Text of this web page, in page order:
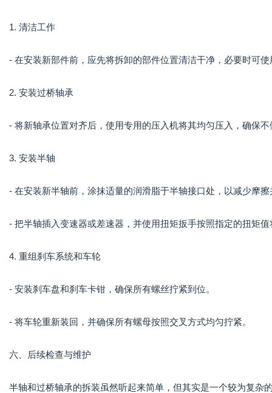
1. 清洁工作
- 在安装新部件前，应先将拆卸的部件位置清洁干净，必要时可
2. 安装过桥轴承
- 将新轴承位置对齐后，使用专用的压入机将其均匀压入，确保
3. 安装半轴
- 在安装新半轴前，涂抹适量的润滑脂于半轴接口处，以减少摩
- 把半轴插入变速器或差速器，并使用扭矩扳手按照指定的扭矩
4. 重组刹车系统和车轮
- 安装刹车盘和刹车卡钳，确保所有螺丝拧紧到位。
- 将车轮重新装回，并确保所有螺母按照交叉方式均匀拧紧。
六、后续检查与维护
半轴和过桥轴承的拆装虽然听起来简单，但其实是一个较为复杂